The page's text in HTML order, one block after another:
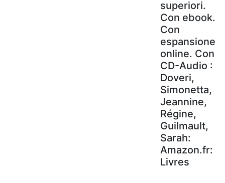
superiori.
Con ebook.
Con
espansione
online. Con
CD-Audio :
Doveri,
Simonetta,
Jeannine,
Régine,
Guilmault,
Sarah:
Amazon.fr:
Livres